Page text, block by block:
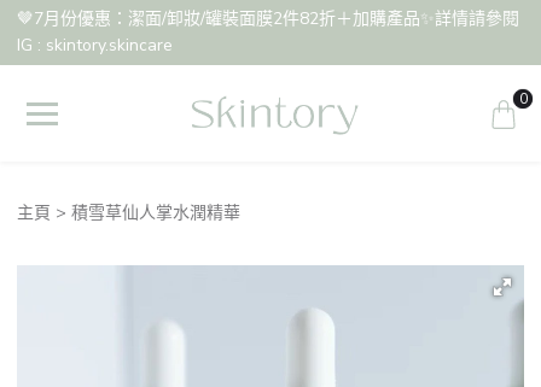
🤎7月份優惠：潔面/卸妝/罐裝面膜2件82折＋加購產品✨詳情請參閱
IG : skintory.skincare
0
主頁 積雪草仙人掌水潤精華